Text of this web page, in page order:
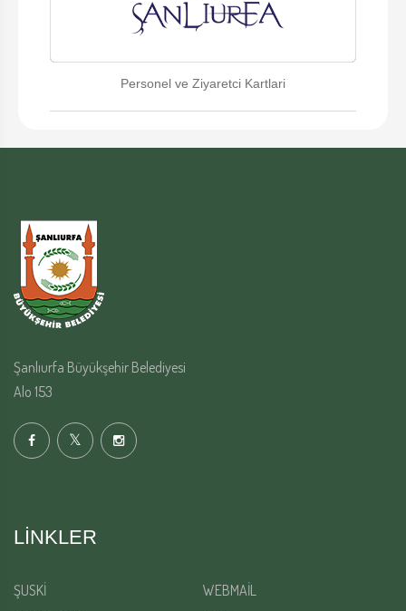
Personel ve Ziyaretci Kartlari
Şanlıurfa Büyükşehir Belediyesi
Alo 153
LINKLER
ŞUSKİ
WEBMAİL